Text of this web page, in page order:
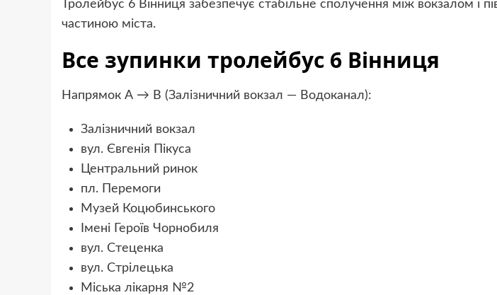
Тролейбус 6 Вінниця забезпечує стабільне сполучення між вокзалом і
частиною міста.
Все зупинки тролейбус 6 Вінниця
Напрямок А → B (Залізничний вокзал — Водоканал):
Залізничний вокзал
вул. Євгенія Пікуса
Центральний ринок
пл. Перемоги
Музей Коцюбинського
Імені Героїв Чорнобиля
вул. Стеценка
вул. Стрілецька
Міська лікарня №2